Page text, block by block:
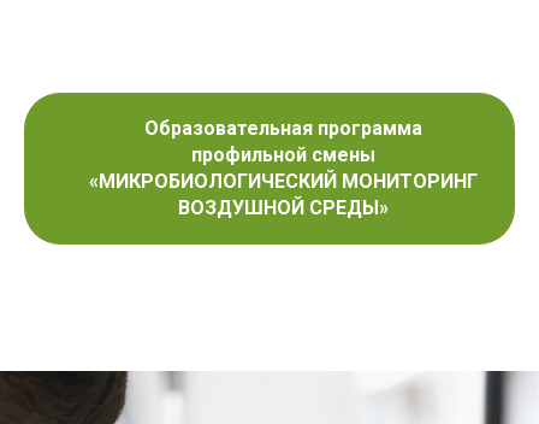
Образовательная программа
профильной смены
«МИКРОБИОЛОГИЧЕСКИЙ МОНИТОРИНГ
ВОЗДУШНОЙ СРЕДЫ»